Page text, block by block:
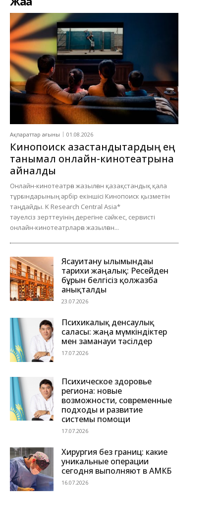
Ақпараттар ағыны 01.08.2026
Кинопоиск қазақстандықтардың ең
танымал онлайн-кинотеатрына
айналды
Онлайн-кинотеатрға жазылған қазақстандық қала
тұрғындарының әрбір екіншісі Кинопоиск қызметін
таңдайды. K Research Central Asia*
тәуелсіз зерттеуінің дерегіне сәйкес, сервисті
онлайн-кинотеатрларға жазылған...
Ясауитану ғылымындағы
тарихи жаңалық: Ресейден
бұрын белгісіз қолжазба
анықталды
23.07.2026
Психикалық денсаулық
саласы: жаңа мүмкіндіктер
мен заманауи тәсілдер
17.07.2026
Психическое здоровье
региона: новые
возможности, современные
подходы и развитие
системы помощи
17.07.2026
Хирургия без границ: какие
уникальные операции
сегодня выполняют в АМКБ
16.07.2026